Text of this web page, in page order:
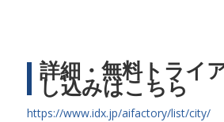
詳細・無料トライ
し込みはこちら
https://www.idx.jp/aifactory/list/city/